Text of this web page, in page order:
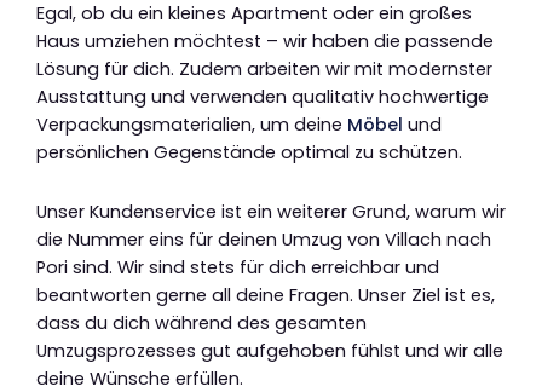
Egal, ob du ein kleines Apartment oder ein großes
Haus umziehen möchtest – wir haben die passende
Lösung für dich. Zudem arbeiten wir mit modernster
Ausstattung und verwenden qualitativ hochwertige
Verpackungsmaterialien, um deine Möbel und
persönlichen Gegenstände optimal zu schützen.
Unser Kundenservice ist ein weiterer Grund, warum wir
die Nummer eins für deinen Umzug von Villach nach
Pori sind. Wir sind stets für dich erreichbar und
beantworten gerne all deine Fragen. Unser Ziel ist es,
dass du dich während des gesamten
Umzugsprozesses gut aufgehoben fühlst und wir alle
deine Wünsche erfüllen.